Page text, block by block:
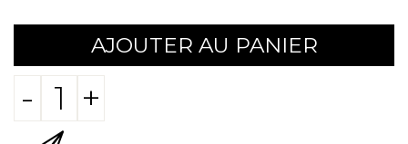
AJOUTER AU PANIER
- +